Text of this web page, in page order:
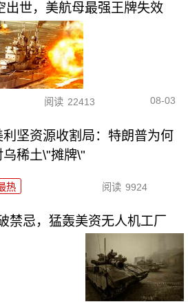
出世，美航母最强王牌失效
阅读 22413 08-03
利坚资源收割局：特朗普为何
乌稀土\"摊牌\"
热 阅读 9924
禁忌，猛轰美资无人机工厂